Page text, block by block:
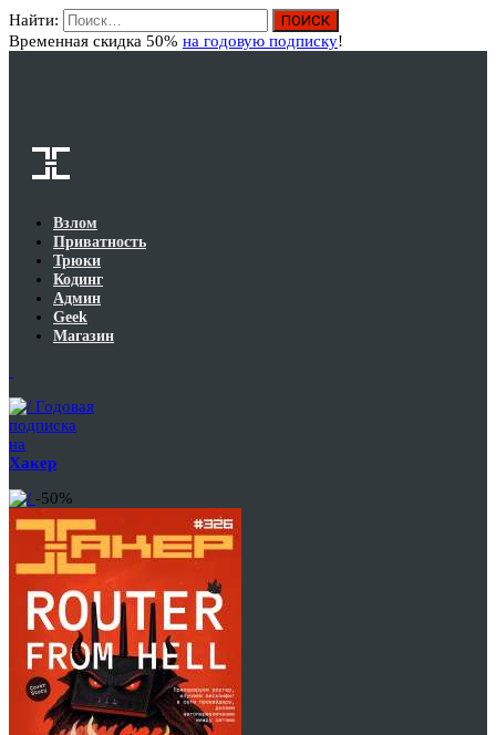
Найти:
Временная скидка 50% на годовую подписку!
Взлом
Приватность
Трюки
Кодинг
Админ
Geek
Магазин
Годовая
подписка
на
Хакер
-50%